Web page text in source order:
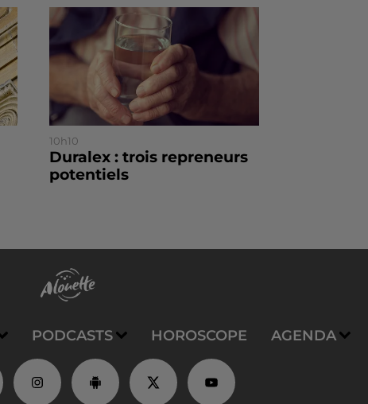
10h10
Duralex : trois repreneurs
potentiels
PODCASTS HOROSCOPE AGENDA